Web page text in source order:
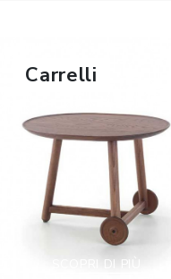
Carrelli
SCOPRI DI PIÙ